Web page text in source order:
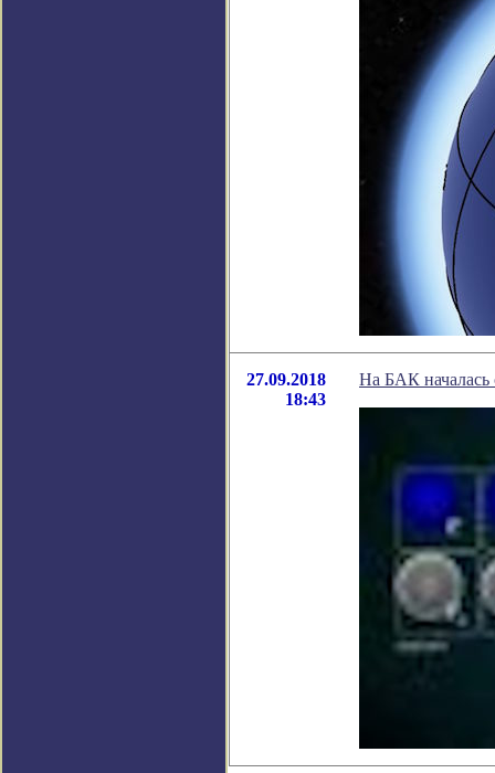
27.09.2018
18:43
На БАК началась